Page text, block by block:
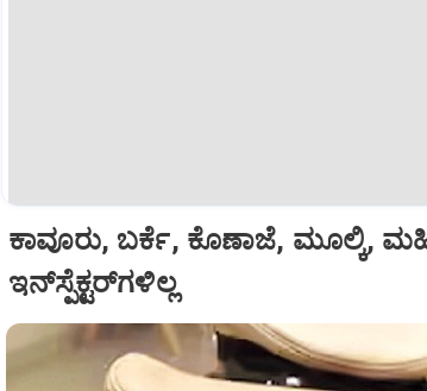
ಕಾವೂರು, ಬರ್ಕೆ, ಕೊಣಾಜೆ, ಮೂಲ್ಕಿ,
ಇನ್‌ಸ್ಪೆಕ್ಟರ್‌ಗಳಿಲ್ಲ